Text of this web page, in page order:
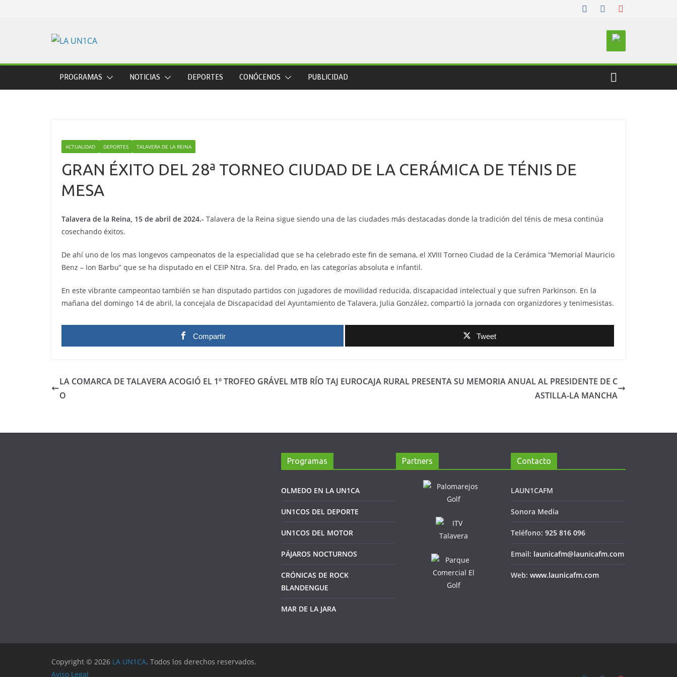
PROGRAMAS NOTICIAS DEPORTES CONÓCENOS PUBLICIDAD
ACTUALIDAD DEPORTES TALAVERA DE LA REINA
GRAN ÉXITO DEL 28ª TORNEO CIUDAD DE LA CERÁMICA DE TÉNIS DE
MESA
Talavera de la Reina, 15 de abril de 2024.- Talavera de la Reina sigue siendo una de las ciudades más destacadas donde la tradición del ténis de mesa continúa
cosechando éxitos.
De ahí uno de los mas longevos campeonatos de la especialidad que se ha celebrado este fin de semana, el XVIII Torneo Ciudad de la Cerámica “Memorial Mauricio
Benz – Ion Barbu” que se ha disputado en el CEIP Ntra. Sra. del Prado, en las categorías absoluta e infantil.
En este vibrante campeontao también se han disputado partidos con jugadores de movilidad reducida, discapacidad intelectual y que sufren Parkinson. En la
mañana del domingo 14 de abril, la concejala de Discapacidad del Ayuntamiento de Talavera, Julia González, compartió la jornada con organizdores y tenimesistas.
Compartir Tweet
LA COMARCA DE TALAVERA ACOGIÓ EL 1º TROFEO GRÁVEL MTB RÍO TAJ
O
EUROCAJA RURAL PRESENTA SU MEMORIA ANUAL AL PRESIDENTE DE C
ASTILLA-LA MANCHA
Programas
OLMEDO EN LA UN1CA
UN1COS DEL DEPORTE
UN1COS DEL MOTOR
PÁJAROS NOCTURNOS
CRÓNICAS DE ROCK
BLANDENGUE
MAR DE LA JARA
Partners Contacto
LAUN1CAFM
Sonora Media
Teléfono: 925 816 096
Email: launicafm@launicafm.com
Web: www.launicafm.com
Copyright © 2026 LA UN1CA. Todos los derechos reservados.
Aviso Legal